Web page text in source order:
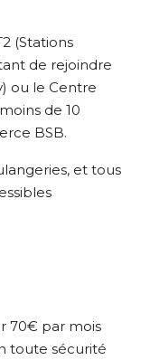
(Stations
de rejoindre
ou le Centre
de 10
BSB.
et tous
70€ par mois
toute sécurité